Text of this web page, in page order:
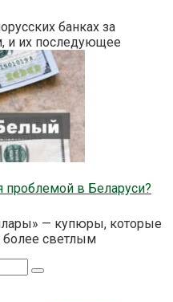
банках за
и их последующее
проблемой в Беларуси?
— купюры, которые
более светлым